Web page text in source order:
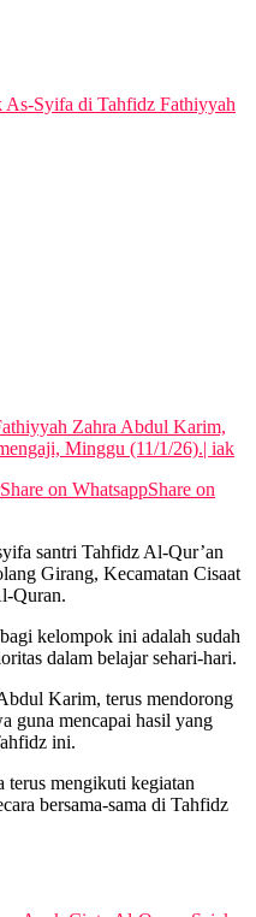
Zahra Abdul Karim,
Minggu (11/1/26).| iak
Share on WhatsappShare on
santri Tahfidz Al-Qur’an
Girang, Kecamatan Cisaat
Quran.
kelompok ini adalah sudah
dalam belajar sehari-hari.
Karim, terus mendorong
guna mencapai hasil yang
ini.
terus mengikuti kegiatan
bersama-sama di Tahfidz